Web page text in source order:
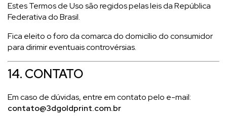
Estes Termos de Uso são regidos pelas leis da República
Federativa do Brasil.
Fica eleito o foro da comarca do domicílio do consumidor
para dirimir eventuais controvérsias.
14. CONTATO
Em caso de dúvidas, entre em contato pelo e-mail:
contato@3dgoldprint.com.br